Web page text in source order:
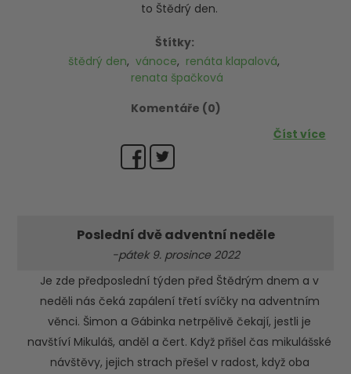
to Štědrý den.
Štítky:
štědrý den, vánoce, renáta klapalová,
renata špačková
Komentáře (0)
Číst více
Poslední dvě adventní neděle
-pátek 9. prosince 2022
Je zde předposlední týden před Štědrým dnem a v
neděli nás čeká zapálení třetí svíčky na adventním
věnci. Šimon a Gábinka netrpělivě čekají, jestli je
navštíví Mikuláš, anděl a čert. Když přišel čas mikulášské
návštěvy, jejich strach přešel v radost, když oba